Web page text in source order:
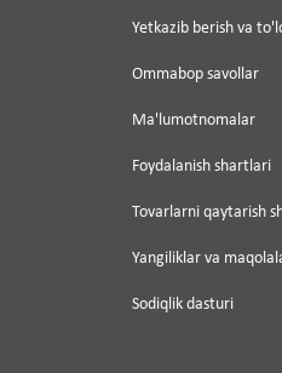
Yetkazib berish va
Ommabop savollar
Ma'lumotnomalar
Foydalanish shartlari
Tovarlarni qaytarish
Yangiliklar va
Sodiqlik dasturi